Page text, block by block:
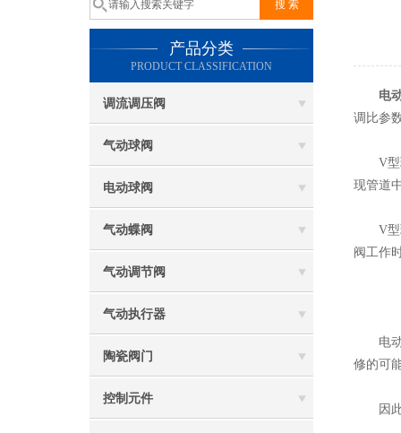
产品分类
PRODUCT CLASSIFICATION
调流调压阀
气动球阀
电动球阀
气动蝶阀
气动调节阀
气动执行器
陶瓷阀门
控制元件
电
调比参
V型球
现管道
V型球
阀工作
电动V
修的可
因此